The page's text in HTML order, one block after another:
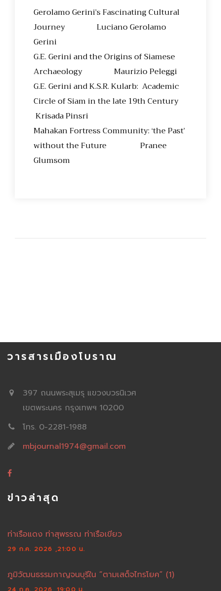
Gerolamo Gerini’s Fascinating Cultural
Journey Luciano Gerolamo
Gerini
G.E. Gerini and the Origins of Siamese
Archaeology Maurizio Peleggi
G.E. Gerini and K.S.R. Kularb: Academic
Circle of Siam in the late 19th Century
Krisada Pinsri
Mahakan Fortress Community: ‘the Past’
without the Future Pranee
Glumsom
วารสารเมืองโบราณ
397 ถนนพระสุเมรุ แขวงบวรนิเวศ
เขตพระนคร กรุงเทพฯ 10200
โทร. 0-2281-1988
mbjournal1974@gmail.com
ข่าวล่าสุด
ท่าเรือแดง ท่าสุพรรณ ท่าเรือเขียว
29 ก.ค. 2026 ,21:00 น.
ภูมิวัฒนธรรมกาญจนบุรีใน “ตามเสด็จไทรโยค” (1)